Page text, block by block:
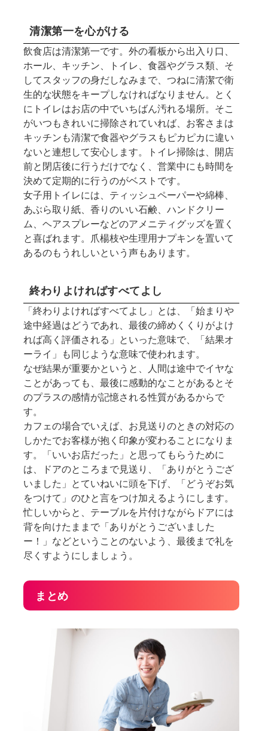
清潔第一を心がける
飲食店は清潔第一です。外の看板から出入り口、
ホール、キッチン、トイレ、食器やグラス類、そ
してスタッフの身だしなみまで、つねに清潔で衛
生的な状態をキープしなければなりません。とく
にトイレはお店の中でいちばん汚れる場所。そこ
がいつもきれいに掃除されていれば、お客さまは
キッチンも清潔で食器やグラスもピカピカに違い
ないと連想して安心します。トイレ掃除は、開店
前と閉店後に行うだけでなく、営業中にも時間を
決めて定期的に行うのがベストです。
女子用トイレには、ティッシュペーパーや綿棒、
あぶら取り紙、香りのいい石鹸、ハンドクリー
ム、ヘアスプレーなどのアメニティグッズを置く
と喜ばれます。爪楊枝や生理用ナプキンを置いて
あるのもうれしいという声もあります。
終わりよければすべてよし
「終わりよければすべてよし」とは、「始まりや
途中経過はどうであれ、最後の締めくくりがよけ
れば高く評価される」といった意味で、「結果オ
ーライ」も同じような意味で使われます。
なぜ結果が重要かというと、人間は途中でイヤな
ことがあっても、最後に感動的なことがあるとそ
のプラスの感情が記憶される性質があるからで
す。
カフェの場合でいえば、お見送りのときの対応の
しかたでお客様が抱く印象が変わることになりま
す。「いいお店だった」と思ってもらうために
は、ドアのところまで見送り、「ありがとうござ
いました」とていねいに頭を下げ、「どうぞお気
をつけて」のひと言をつけ加えるようにします。
忙しいからと、テーブルを片付けながらドアには
背を向けたままで「ありがとうございました
ー！」などということのないよう、最後まで礼を
尽くすようにしましょう。
まとめ